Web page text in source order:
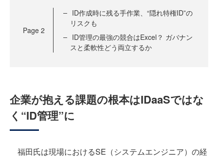
Page 2
ID作成時に残る手作業、“隠れ特権ID”の
リスクも
ID管理の最強の競合はExcel？ ガバナン
スと柔軟性どう両立するか
企業が抱える課題の根本はIDaaSではな
く“ID管理”に
福田氏は現場におけるSE（システムエンジニア）の経